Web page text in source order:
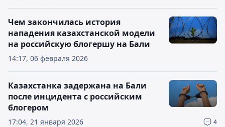
14:17, 06 февраля 2026
Чем закончилась история
нападения казахстанской модели
на российскую блогершу на Бали
17:04, 21 января 2026 4
Казахстанка задержана на Бали
после инцидента с российским
блогером